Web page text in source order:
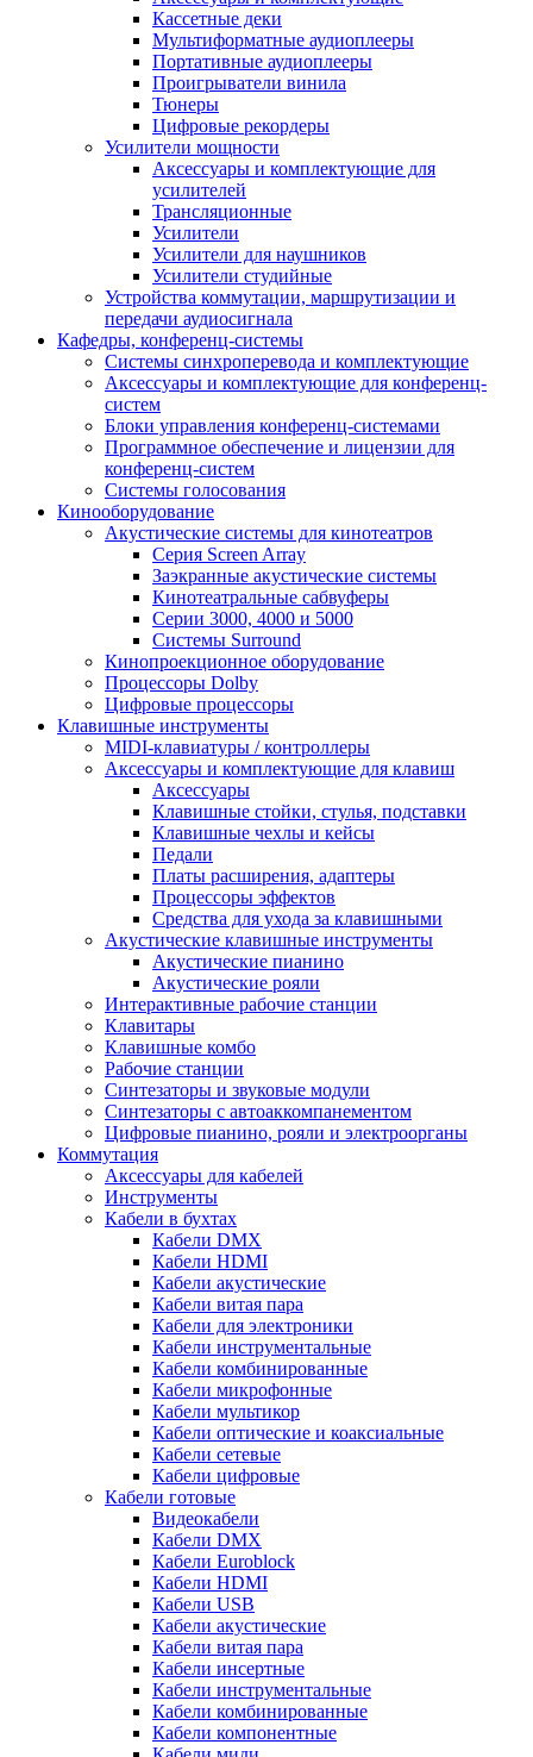
Кассетные деки
Мультиформатные аудиоплееры
Портативные аудиоплееры
Проигрыватели винила
Тюнеры
Цифровые рекордеры
Усилители мощности
Аксессуары и комплектующие для
усилителей
Трансляционные
Усилители
Усилители для наушников
Усилители студийные
Устройства коммутации, маршрутизации и
передачи аудиосигнала
Кафедры, конференц-системы
Cистемы синхроперевода и комплектующие
Аксессуары и комплектующие для конференц-
систем
Блоки управления конференц-системами
Программное обеспечение и лицензии для
конференц-систем
Системы голосования
Кинооборудование
Акустические системы для кинотеатров
Cерия Screen Array
Заэкранные акустические системы
Кинотеатральные сабвуферы
Серии 3000, 4000 и 5000
Системы Surround
Кинопроекционное оборудование
Процессоры Dolby
Цифровые процессоры
Клавишные инструменты
MIDI-клавиатуры / контроллеры
Аксессуары и комплектующие для клавиш
Аксессуары
Клавишные стойки, стулья, подставки
Клавишные чехлы и кейсы
Педали
Платы расширения, адаптеры
Процессоры эффектов
Средства для ухода за клавишными
Акустические клавишные инструменты
Акустические пианино
Акустические рояли
Интерактивные рабочие станции
Клавитары
Клавишные комбо
Рабочие станции
Синтезаторы и звуковые модули
Синтезаторы с автоаккомпанементом
Цифровые пианино, рояли и электроорганы
Коммутация
Аксессуары для кабелей
Инструменты
Кабели в бухтах
Кабели DMX
Кабели HDMI
Кабели акустические
Кабели витая пара
Кабели для электроники
Кабели инструментальные
Кабели комбинированные
Кабели микрофонные
Кабели мультикор
Кабели оптические и коаксиальные
Кабели сетевые
Кабели цифровые
Кабели готовые
Видеокабели
Кабели DMX
Кабели Euroblock
Кабели HDMI
Кабели USB
Кабели акустические
Кабели витая пара
Кабели инсертные
Кабели инструментальные
Кабели комбинированные
Кабели компонентные